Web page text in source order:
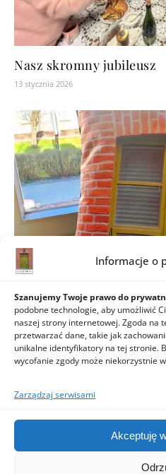
Informacje o
Szanujemy Twoje prawo do
podobne technologie, aby umożliwić
naszej strony internetowej. Zgoda na
przetwarzać dane, takie jak
unikalne identyfikatory na tej stronie.
wycofanie zgody może niekorzystnie
Zarządzaj serwisami
Akceptuję
Nasz skromny jubileusz
13 stycznia 2026
Joasine poduchy
28 stycznia 2022